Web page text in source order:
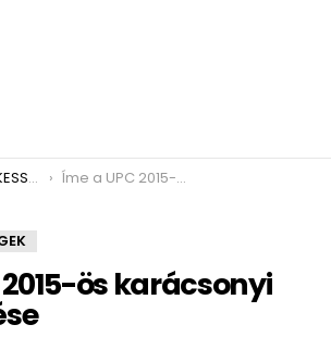
Íme a UPC 2015-ös karácsonyi meglepetése
ös karácsonyi